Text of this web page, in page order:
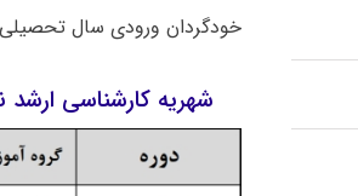
خودگردان ورودی ﺳﺎل ﺗﺤﺼﯿﻠﯽ ۱۴۰۳-۱۴۰۴ دانشگاه علامه طباطبایی به شرح زیر اعلام شد:
شهریه کارشناسی ارشد